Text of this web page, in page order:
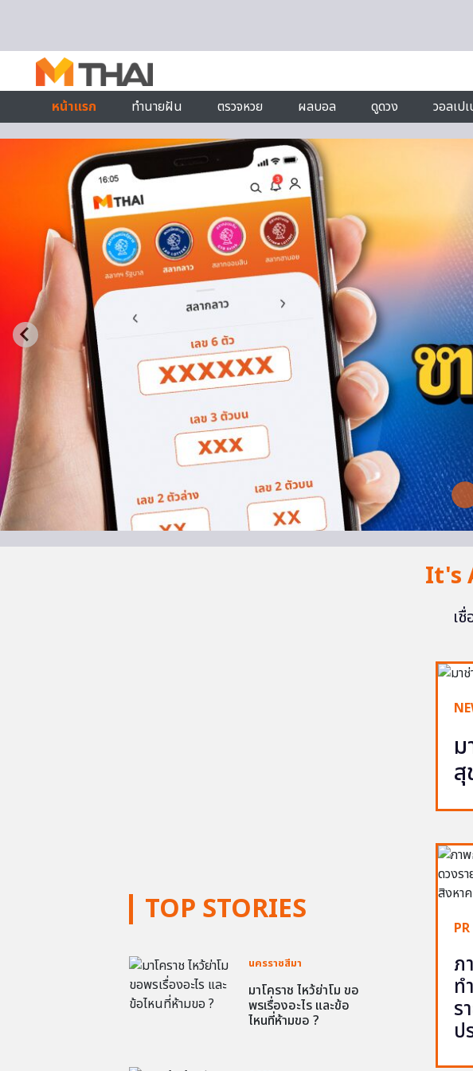
หน้าแรก
ทำนายฝัน ตรวจหวย ผลบอล ดูดวง วอลเป
It's
เ
TOP STORIES
นครราชสีมา
มาโคราช ไหว้ย่าโม ขอ
พรเรื่องอะไร และข้อ
ไหนที่ห้ามขอ ?
สุ
ภ
ท
ร
ป